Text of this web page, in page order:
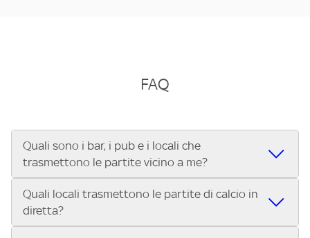
FAQ
Quali sono i bar, i pub e i locali che
trasmettono le partite vicino a me?
Se cerchi un bar, pub, ristorante o locale vicino a te per
vedere le partite di Serie A ENILIVE, la Serie C Sky Wifi, la
UEFA Champions League, la UEFA Europa League, la UEFA
Quali locali trasmettono le partite di calcio in
diretta?